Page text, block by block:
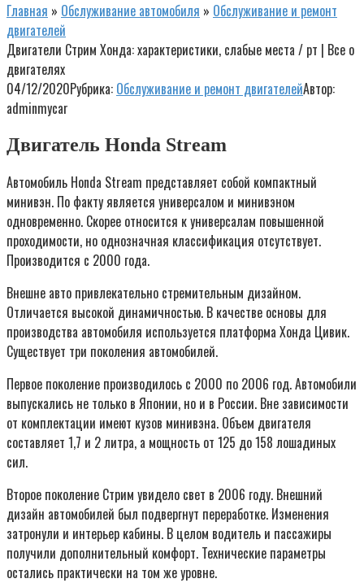
Главная » Обслуживание автомобиля » Обслуживание и ремонт
двигателей
Двигатели Стрим Хонда: характеристики, слабые места / рт | Все о
двигателях
04/12/2020Рубрика: Обслуживание и ремонт двигателейАвтор:
adminmycar
Двигатель Honda Stream
Автомобиль Honda Stream представляет собой компактный
минивэн. По факту является универсалом и минивэном
одновременно. Скорее относится к универсалам повышенной
проходимости, но однозначная классификация отсутствует.
Производится с 2000 года.
Внешне авто привлекательно стремительным дизайном.
Отличается высокой динамичностью. В качестве основы для
производства автомобиля используется платформа Хонда Цивик.
Существует три поколения автомобилей.
Первое поколение производилось с 2000 по 2006 год. Автомобили
выпускались не только в Японии, но и в России. Вне зависимости
от комплектации имеют кузов минивэна. Объем двигателя
составляет 1,7 и 2 литра, а мощность от 125 до 158 лошадиных
сил.
Второе поколение Стрим увидело свет в 2006 году. Внешний
дизайн автомобилей был подвергнут переработке. Изменения
затронули и интерьер кабины. В целом водитель и пассажиры
получили дополнительный комфорт. Технические параметры
остались практически на том же уровне.